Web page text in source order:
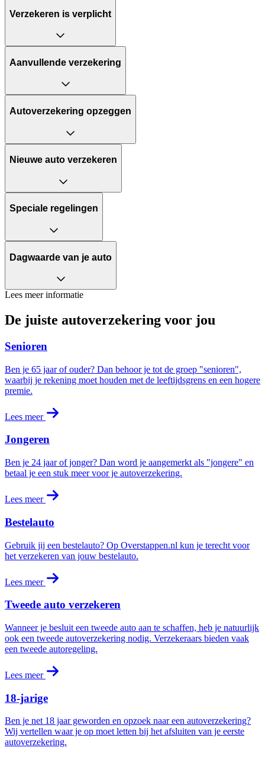
Verzekeren is verplicht
Aanvullende verzekering
Autoverzekering opzeggen
Nieuwe auto verzekeren
Speciale regelingen
Dagwaarde van je auto
Lees meer informatie
De juiste autoverzekering voor jou
Senioren
Ben je 65 jaar of ouder? Dan behoor je tot de groep "senioren",
waarbij je rekening moet houden met de leeftijdsgrens en een hogere
premie.
Lees meer
Jongeren
Ben je 24 jaar of jonger? Dan word je aangemerkt als "jongere" en
betaal je een stuk meer voor je autoverzekering.
Lees meer
Bestelauto
Gebruik jij een bestelauto? Op Overstappen.nl kun je terecht voor
het verzekeren van jouw bestelauto.
Lees meer
Tweede auto verzekeren
Wanneer je besluit een tweede auto aan te schaffen, heb je natuurlijk
ook een tweede autoverzekering nodig. Verzekeraars bieden vaak
een tweede autoregeling.
Lees meer
18-jarige
Ben je net 18 jaar geworden en opzoek naar een autoverzekering?
Wij vertellen waar je op moet letten bij het afsluiten van je eerste
autoverzekering.